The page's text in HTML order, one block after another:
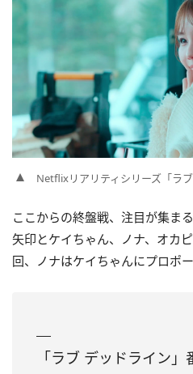
Netflixリアリティシリーズ「ラ
ここからの終盤戦、注目が集ま
矢印とケイちゃん、ノナ、オカ
回、ノナはケイちゃんにプロポ
「ラブ デッドライン」